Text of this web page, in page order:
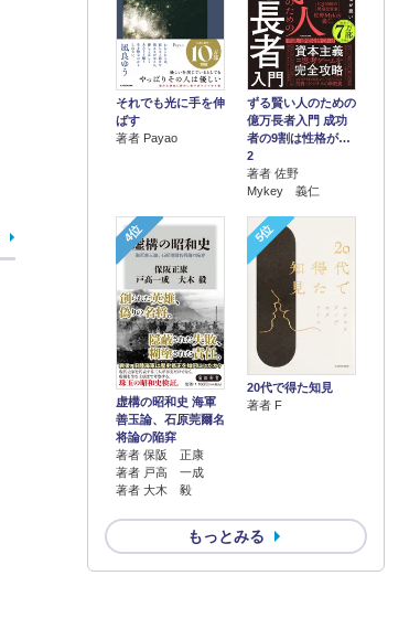
それでも光に手を伸
ばす
著者 Payao
ずる賢い人のための
億万長者入門 成功
者の9割は性格が…
2
著者 佐野
Mykey 義仁
4位
虚構の昭和史 海軍
善玉論、石原莞爾名
将論の陥穽
著者 保阪 正康
著者 戸高 一成
著者 大木 毅
5位
20代で得た知見
著者 F
もっとみる